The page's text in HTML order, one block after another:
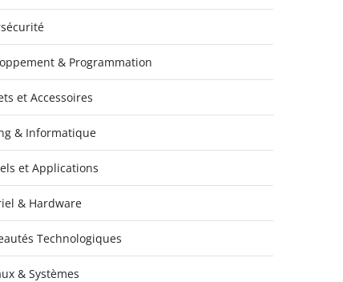
& Programmation
et Accessoires
& Informatique
et Applications
& Hardware
Technologiques
& Systèmes